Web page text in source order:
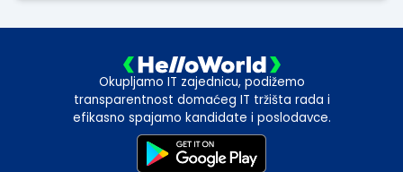
Okupljamo IT zajednicu, podižemo
transparentnost domaćeg IT tržišta rada i
efikasno spajamo kandidate i poslodavce.